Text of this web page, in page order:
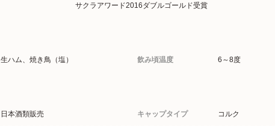
サクラアワード2016ダブルゴールド受賞
生ハム、焼き鳥（塩） 飲み頃温度 6～8度
日本酒類販売 キャップタイプ コルク